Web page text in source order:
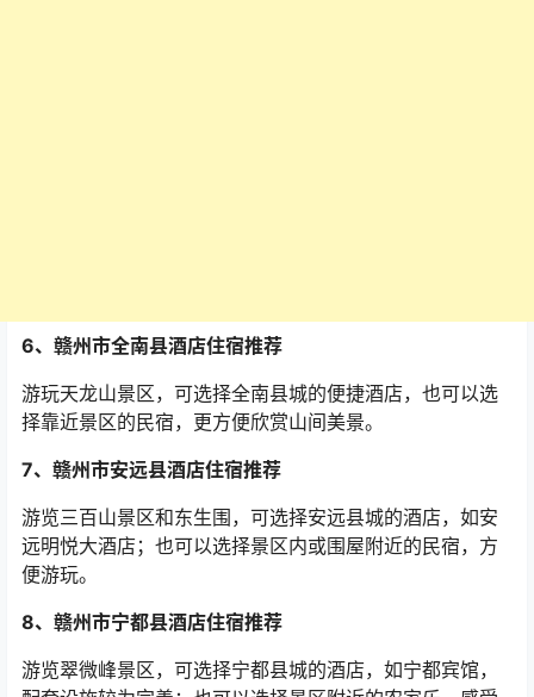
6、赣州市全南县酒店住宿推荐
游玩天龙山景区，可选择全南县城的便捷酒店，也可以选
择靠近景区的民宿，更方便欣赏山间美景。
7、赣州市安远县酒店住宿推荐
游览三百山景区和东生围，可选择安远县城的酒店，如安
远明悦大酒店；也可以选择景区内或围屋附近的民宿，方
便游玩。
8、赣州市宁都县酒店住宿推荐
游览翠微峰景区，可选择宁都县城的酒店，如宁都宾馆，